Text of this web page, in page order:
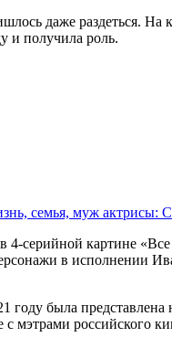
даже раздеться.
и получила роль.
семья, муж актрисы:
серийной картине
в исполнении
была
с мэтрами